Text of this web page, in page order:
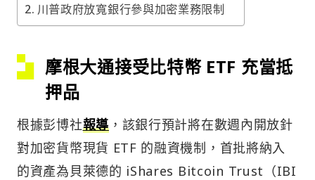
川普政府放寬銀行參與加密業務限制
摩根大通接受比特幣 ETF 充當抵
押品
根據彭博社報導，該銀行預計將在數週內開放針
對加密貨幣現貨 ETF 的融資機制，首批將納入
的資產為貝萊德的 iShares Bitcoin Trust（IBI